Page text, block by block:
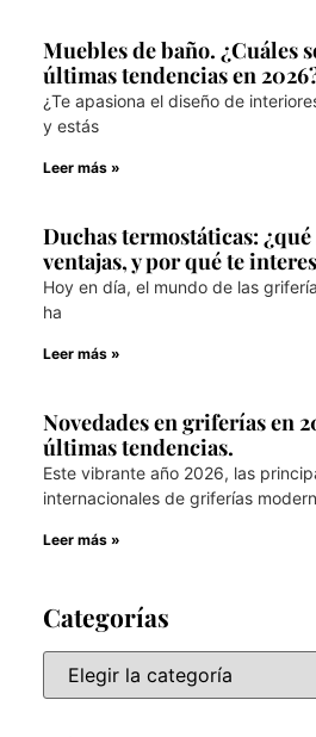
Muebles de baño. ¿Cuáles
últimas tendencias en
¿Te apasiona el diseño de
y estás
Leer más »
Duchas termostáticas:
ventajas, y por qué te
Hoy en día, el mundo de las
ha
Leer más »
Novedades en griferías en
últimas tendencias.
Este vibrante año 2026, las
internacionales de griferías
Leer más »
Categorías